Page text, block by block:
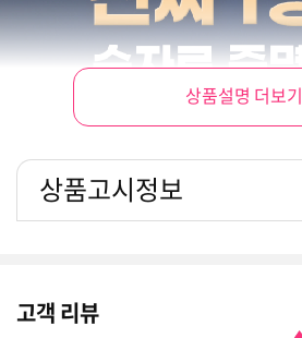
상품설명 더보기
상품고시정보
고객 리뷰